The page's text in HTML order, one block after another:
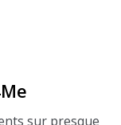
sur presque